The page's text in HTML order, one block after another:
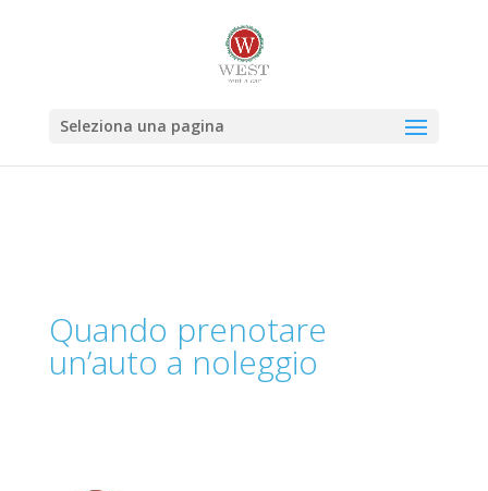
Seleziona una pagina
Quando prenotare
un’auto a noleggio